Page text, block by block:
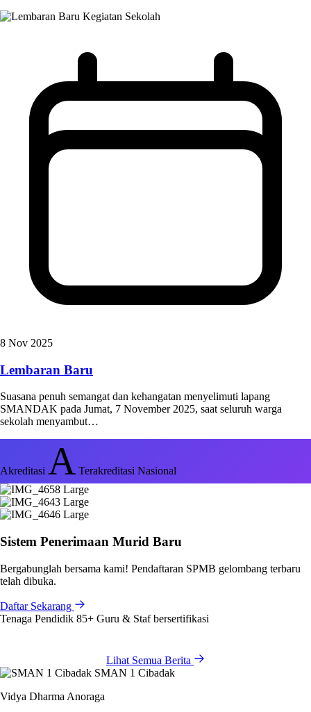
Kegiatan Sekolah
8 Nov 2025
Lembaran Baru
Suasana penuh semangat dan kehangatan menyelimuti lapang
SMANDAK pada Jumat, 7 November 2025, saat seluruh warga
sekolah menyambut…
Akreditasi A Terakreditasi Nasional
Sistem Penerimaan Murid Baru
Bergabunglah bersama kami! Pendaftaran SPMB gelombang terbaru
telah dibuka.
Daftar Sekarang
Tenaga Pendidik 85+ Guru & Staf bersertifikasi
Lihat Semua Berita
SMAN 1 Cibadak
Vidya Dharma Anoraga